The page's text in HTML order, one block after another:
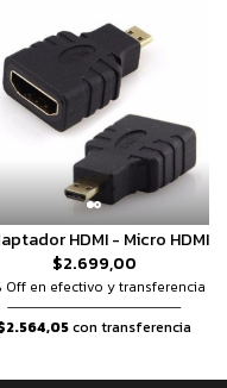
HDMI - Micro HDMI
$2.699,00
Off en efectivo y transferencia
con transferencia